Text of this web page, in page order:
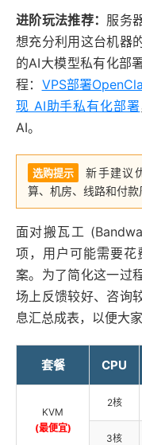
进阶玩法推荐： 服务
想充分利用这台机器
的AI大模型私有化部
程： VPS部署
现 AI助手私有化部署
AI。
选购提示
新手建议
算、机房、线路和付款
面对搬瓦工
项，用户可能需要
案。为了简化这一过程
场上反馈较好、咨询
息汇总成表，以便大
套餐 CPU
KVM
(最便宜)
2核
3核